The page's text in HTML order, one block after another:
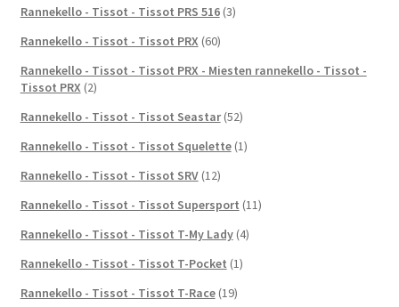
Rannekello - Tissot - Tissot PRS 516 (3)
Rannekello - Tissot - Tissot PRX (60)
Rannekello - Tissot - Tissot PRX - Miesten rannekello - Tissot -
Tissot PRX (2)
Rannekello - Tissot - Tissot Seastar (52)
Rannekello - Tissot - Tissot Squelette (1)
Rannekello - Tissot - Tissot SRV (12)
Rannekello - Tissot - Tissot Supersport (11)
Rannekello - Tissot - Tissot T-My Lady (4)
Rannekello - Tissot - Tissot T-Pocket (1)
Rannekello - Tissot - Tissot T-Race (19)